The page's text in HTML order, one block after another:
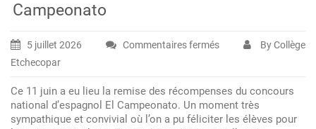
Campeonato
5 juillet 2026 Commentaires ferméssur
récompenses
du
By Collège
Etchecopar
Ce 11 juin a eu lieu la remise des récompenses du concours
national d’espagnol El Campeonato. Un moment très
sympathique et convivial où l’on a pu féliciter les élèves pour